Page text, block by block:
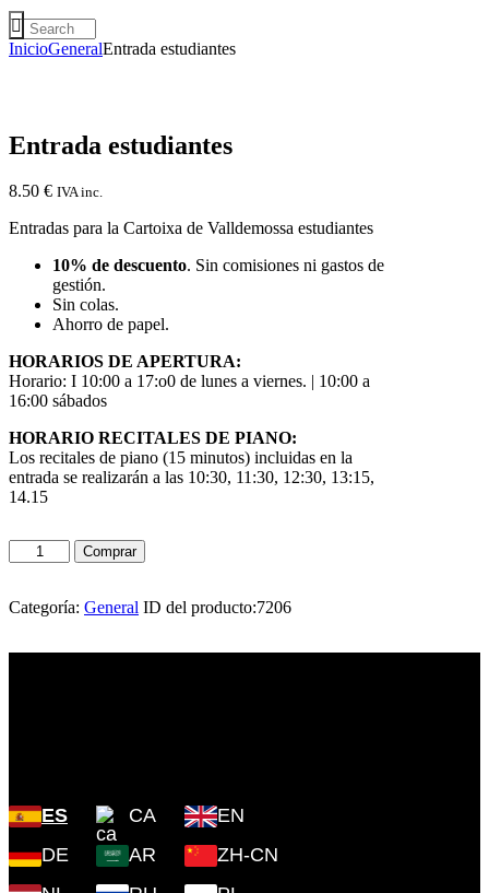
InicioGeneralEntrada estudiantes
Entrada estudiantes
8.50 € IVA inc.
Entradas para la Cartoixa de Valldemossa estudiantes
10% de descuento. Sin comisiones ni gastos de
gestión.
Sin colas.
Ahorro de papel.
HORARIOS DE APERTURA:
Horario: I 10:00 a 17:o0 de lunes a viernes. | 10:00 a
16:00 sábados
HORARIO RECITALES DE PIANO:
Los recitales de piano (15 minutos) incluidas en la
entrada se realizarán a las 10:30, 11:30, 12:30, 13:15,
14.15
Comprar
Categoría: General ID del producto:7206
ES CA
EN
DE
AR
ZH-CN